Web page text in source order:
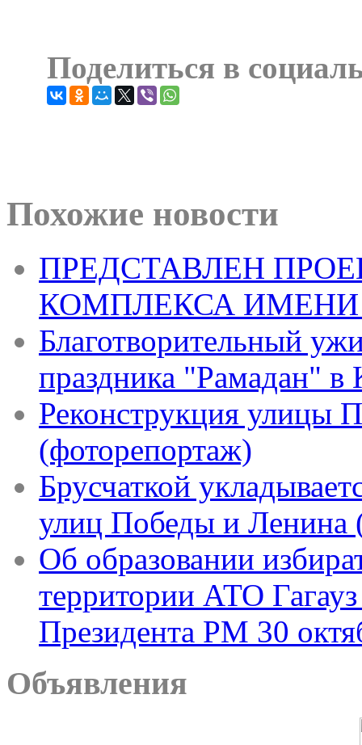
Поделиться в
Похожие новости
ПРЕДСТАВЛЕН
КОМПЛЕКСА ИМЕНИ
Благотворительный
праздника "Рамадан" в
Реконструкция улицы
(фоторепортаж)
Брусчаткой
улиц Победы и Ленина
Об образовании
территории АТО
Президента РМ 30
Объявления